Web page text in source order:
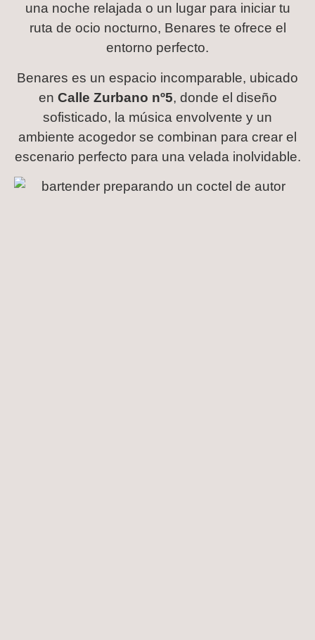
una noche relajada o un lugar para iniciar tu
ruta de ocio nocturno, Benares te ofrece el
entorno perfecto.
Benares es un espacio incomparable, ubicado
en Calle Zurbano nº5, donde el diseño
sofisticado, la música envolvente y un
ambiente acogedor se combinan para crear el
escenario perfecto para una velada inolvidable.